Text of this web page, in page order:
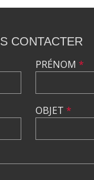
CONTACTER
PRÉNOM *
OBJET *